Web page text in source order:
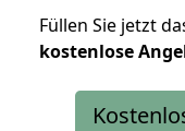
Füllen Sie jetzt
kostenlose